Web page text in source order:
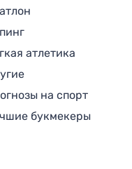
атлетика
на спорт
букмекеры